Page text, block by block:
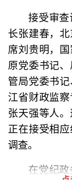
接受审
长张建春，
席刘贵明，
原党委书记
管局党委书
江省财政监
张天强等人
正在接受相
调查。
在党纪